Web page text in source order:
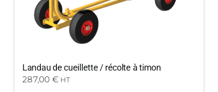
Landau de cueillette / récolte à timon
287,00 € HT